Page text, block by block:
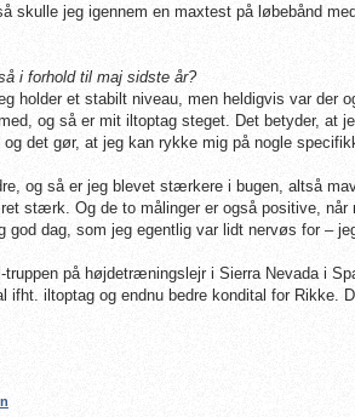
skulle jeg igennem en maxtest på løbebånd
i forhold til maj sidste år?
holder et stabilt niveau, men heldigvis var der
og så er mit iltoptag steget. Det betyder, at
det gør, at jeg kan rykke mig på nogle
og så er jeg blevet stærkere i bugen, altså
stærk. Og de to målinger er også positive,
dag, som jeg egentlig var lidt nervøs for –
truppen på højdetræningslejr i Sierra Nevada i
ifht. iltoptag og endnu bedre kondital for Rikke.